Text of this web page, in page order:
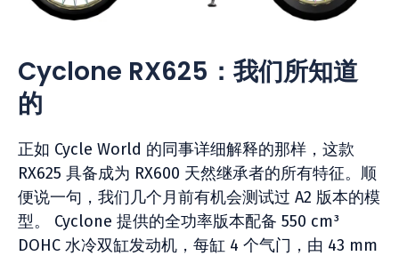
Cyclone RX625：我们所知道
的
正如 Cycle World 的同事详细解释的那样，这款
RX625 具备成为 RX600 天然继承者的所有特征。顺
便说一句，我们几个月前有机会测试过 A2 版本的模
型。 Cyclone 提供的全功率版本配备 550 cm³
DOHC 水冷双缸发动机，每缸 4 个气门，由 43 mm